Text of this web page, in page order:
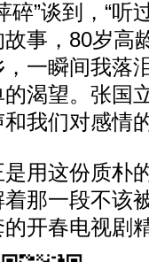
碎”谈到，“
事，80岁高
一瞬间我落
渴望。张国
我们对感情
这份质朴的
那一段不该
开春电视剧